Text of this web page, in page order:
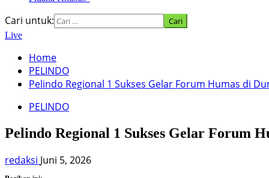
Cari untuk:
Live
Home
PELINDO
Pelindo Regional 1 Sukses Gelar Forum Humas di
PELINDO
Pelindo Regional 1 Sukses Gelar Forum
redaksi Juni 5, 2026